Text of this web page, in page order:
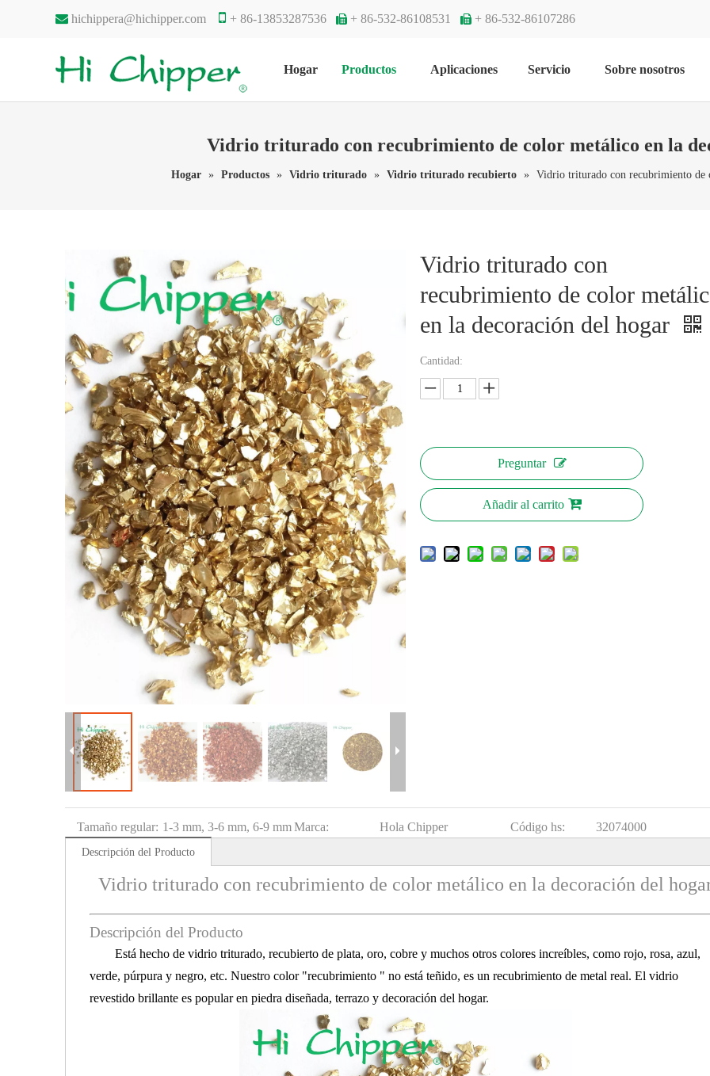
 hichippera@hichipper.com  + 86-13853287536  + 86-532-86108531  + 86-532-86107286
Hogar Productos Aplicaciones Servicio Sobre nosotros
Vidrio triturado con recubrimiento de color metálico en la
Hogar » Productos » Vidrio triturado » Vidrio triturado recubierto » Vidrio triturado con recubrimiento de
Vidrio triturado con
recubrimiento de color
en la decoración del hogar
Cantidad:
Preguntar
Añadir al carrito
Tamaño regular: 1-3 mm, 3-6 mm, 6-9 mmMarca: Hola Chipper Código hs: 32074000
Descripción del Producto
Vidrio triturado con recubrimiento de color metálico en la decoración del
Descripción del Producto
Está hecho de vidrio triturado, recubierto de plata, oro, cobre y muchos otros colores increíbles, como rojo, rosa, azul,
verde, púrpura y negro, etc. Nuestro color "recubrimiento " no está teñido, es un recubrimiento de metal real. El vidrio
revestido brillante es popular en piedra diseñada, terrazo y decoración del hogar.